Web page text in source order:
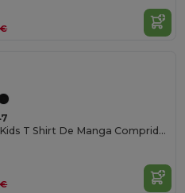
€
Imperial Lsl Kids T Shirt De Manga Comprida Para Criança
€